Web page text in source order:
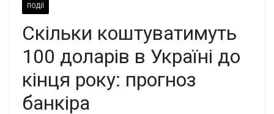
ПОДІЇ
Скільки коштуватимуть
100 доларів в Україні до
кінця року: прогноз
банкіра